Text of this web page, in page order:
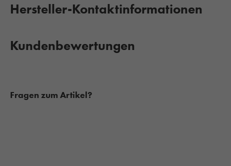
Hersteller-Kontaktinformationen
Kundenbewertungen
Fragen zum Artikel?